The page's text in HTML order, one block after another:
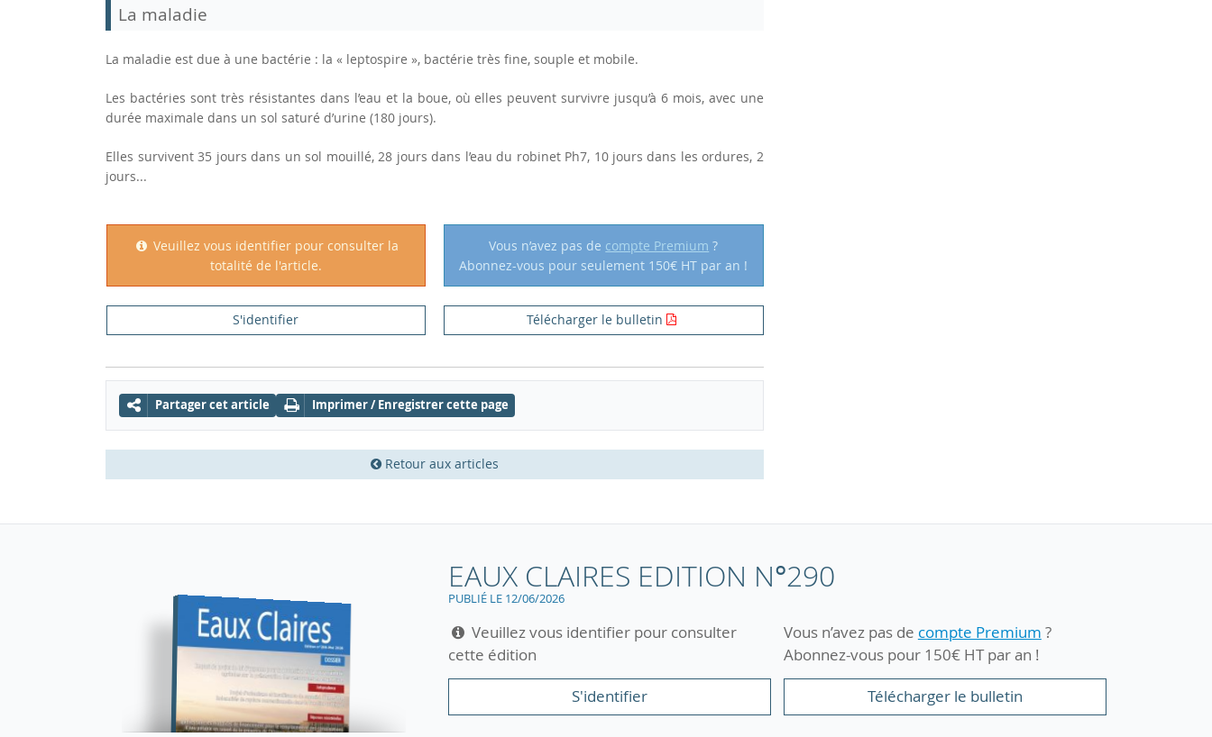
La maladie
La maladie est due à une bactérie : la « leptospire », bactérie très fine, souple et mobile.
Les bactéries sont très résistantes dans l’eau et la boue, où elles peuvent survivre jusqu’à 6 mois, avec une
durée maximale dans un sol saturé d’urine (180 jours).
Elles survivent 35 jours dans un sol mouillé, 28 jours dans l’eau du robinet Ph7, 10 jours dans les ordures, 2
jours...
Veuillez vous identifier pour consulter la
totalité de l'article.
S'identifier
Vous n’avez pas de compte Premium ?
Abonnez-vous pour seulement 150€ HT par an !
Télécharger le bulletin
Partager cet article Imprimer / Enregistrer cette page
Retour aux articles
EAUX CLAIRES EDITION N°290
PUBLIÉ LE 12/06/2026
Veuillez vous identifier pour consulter
cette édition
S'identifier
Vous n’avez pas de compte Premium ?
Abonnez-vous pour 150€ HT par an !
Télécharger le bulletin